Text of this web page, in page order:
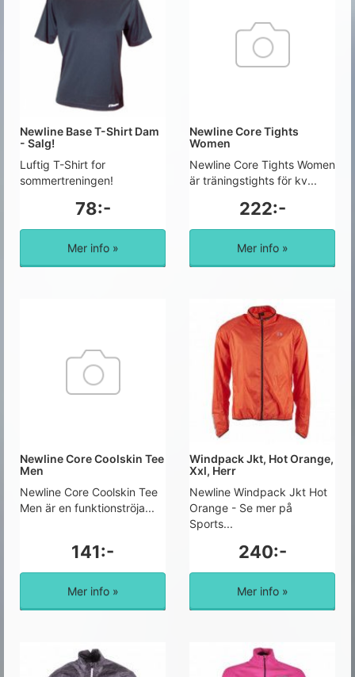
Newline Base T-Shirt Dam
- Salg!
Luftig T-Shirt for
sommertreningen!
78:-
Mer info »
Newline Core Tights
Women
Newline Core Tights Women
är träningstights för kv...
222:-
Mer info »
Newline Core Coolskin Tee
Men
Newline Core Coolskin Tee
Men är en funktionströja...
141:-
Mer info »
Windpack Jkt, Hot Orange,
Xxl, Herr
Newline Windpack Jkt Hot
Orange - Se mer på
Sports...
240:-
Mer info »